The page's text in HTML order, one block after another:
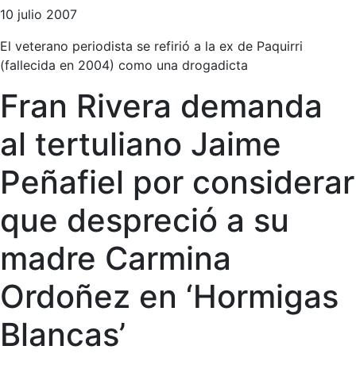
10 julio 2007
El veterano periodista se refirió a la ex de Paquirri
(fallecida en 2004) como una drogadicta
Fran Rivera demanda
al tertuliano Jaime
Peñafiel por considerar
que despreció a su
madre Carmina
Ordoñez en ‘Hormigas
Blancas’